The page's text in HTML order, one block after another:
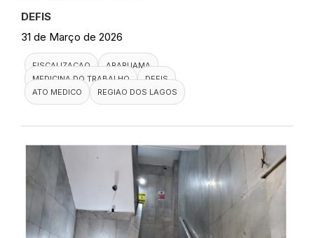
DEFIS
31 de Março de 2026
FISCALIZACAO
ARARUAMA
MEDICINA DO TRABALHO
DEFIS
ATO MEDICO
REGIAO DOS LAGOS